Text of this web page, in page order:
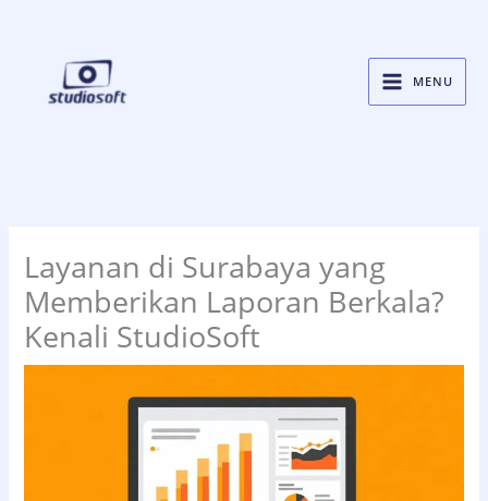
MENU
Layanan di Surabaya yang
Memberikan Laporan Berkala?
Kenali StudioSoft